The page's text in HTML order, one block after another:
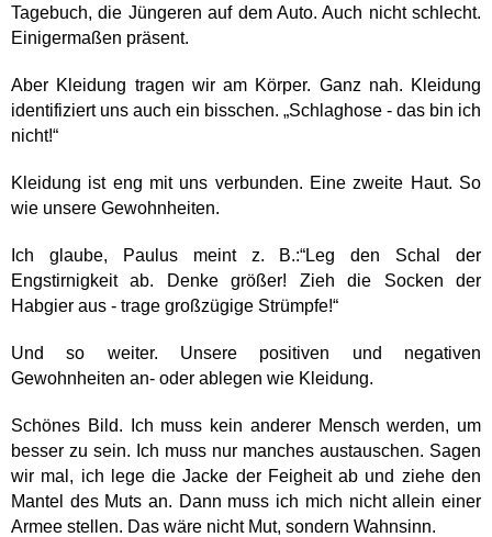
Tagebuch, die Jüngeren auf dem Auto. Auch nicht schlecht.
Einigermaßen präsent.
Aber Kleidung tragen wir am Körper. Ganz nah. Kleidung
identifiziert uns auch ein bisschen. „Schlaghose - das bin ich
nicht!“
Kleidung ist eng mit uns verbunden. Eine zweite Haut. So
wie unsere Gewohnheiten.
Ich glaube, Paulus meint z. B.:“Leg den Schal der
Engstirnigkeit ab. Denke größer! Zieh die Socken der
Habgier aus - trage großzügige Strümpfe!“
Und so weiter. Unsere positiven und negativen
Gewohnheiten an- oder ablegen wie Kleidung.
Schönes Bild. Ich muss kein anderer Mensch werden, um
besser zu sein. Ich muss nur manches austauschen. Sagen
wir mal, ich lege die Jacke der Feigheit ab und ziehe den
Mantel des Muts an. Dann muss ich mich nicht allein einer
Armee stellen. Das wäre nicht Mut, sondern Wahnsinn.